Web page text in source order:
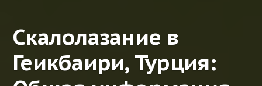
Скалолазание в
Геикбаири, Турция: